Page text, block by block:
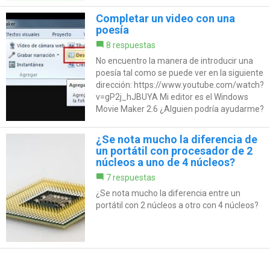
Completar un video con una
poesía
8 respuestas
No encuentro la manera de introducir una
poesía tal como se puede ver en la siguiente
dirección: https://www.youtube.com/watch?
v=gP2j_hJBUYA Mi editor es el Windows
Movie Maker 2.6 ¿Alguien podría ayudarme?
¿Se nota mucho la diferencia de
un portátil con procesador de 2
núcleos a uno de 4 núcleos?
7 respuestas
¿Se nota mucho la diferencia entre un
portátil con 2 núcleos a otro con 4 núcleos?